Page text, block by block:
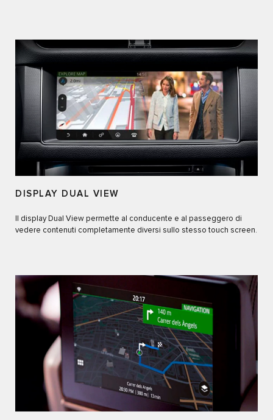
DISPLAY DUAL VIEW
Il display Dual View permette al conducente e al passeggero di
vedere contenuti completamente diversi sullo stesso touch screen.